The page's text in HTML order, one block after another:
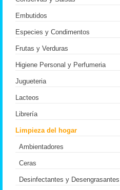
Embutidos
Especies y Condimentos
Frutas y Verduras
Higiene Personal y Perfumeria
Jugueteria
Lacteos
Librería
Limpieza del hogar
Ambientadores
Ceras
Desinfectantes y Desengrasantes